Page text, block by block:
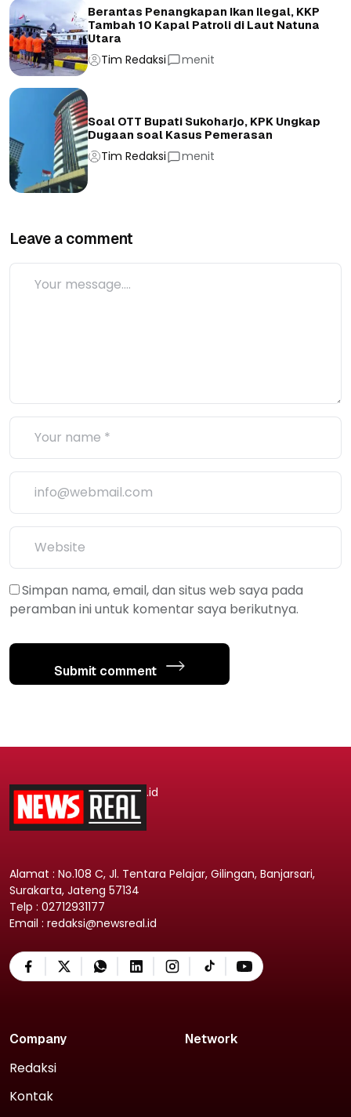
Berantas Penangkapan Ikan Ilegal, KKP
Tambah 10 Kapal Patroli di Laut Natuna
Utara
Tim Redaksi menit
Soal OTT Bupati Sukoharjo, KPK Ungkap
Dugaan soal Kasus Pemerasan
Tim Redaksi menit
Leave a comment
Simpan nama, email, dan situs web saya pada
peramban ini untuk komentar saya berikutnya.
Submit comment
.id
Alamat : No.108 C, Jl. Tentara Pelajar, Gilingan, Banjarsari,
Surakarta, Jateng 57134
Telp : 02712931177
Email : redaksi@newsreal.id
Company
Redaksi
Kontak
Network